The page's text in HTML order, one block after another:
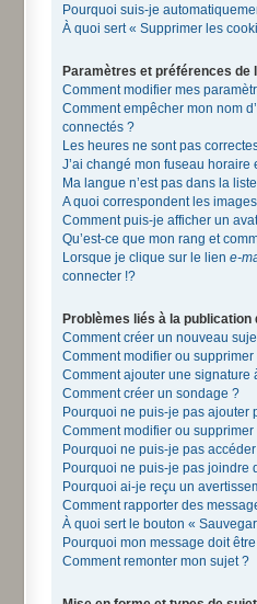
Pourquoi suis-je
À quoi sert « Supprimer les
Paramètres et préférences de
Comment modifier mes
Comment empêcher mon nom
connectés ?
Les heures ne sont pas
J’ai changé mon fuseau horaire
Ma langue n’est pas dans la
A quoi correspondent les
Comment puis-je afficher un
Qu’est-ce que mon rang et
Lorsque je clique sur le lien e-
connecter !?
Problèmes liés à la publication
Comment créer un nouveau
Comment modifier ou
Comment ajouter une signature
Comment créer un sondage ?
Pourquoi ne puis-je pas ajouter
Comment modifier ou
Pourquoi ne puis-je pas
Pourquoi ne puis-je pas joindre
Pourquoi ai-je reçu un
Comment rapporter des
À quoi sert le bouton «
Pourquoi mon message doit
Comment remonter mon sujet ?